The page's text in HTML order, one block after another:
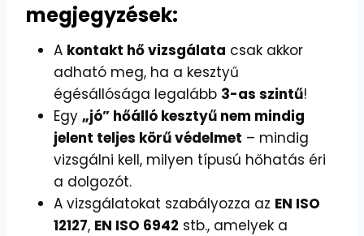
megjegyzések:
A kontakt hő vizsgálata csak akkor
adható meg, ha a kesztyű
égésállósága legalább 3-as szintű!
Egy „jó” hőálló kesztyű nem mindig
jelent teljes körű védelmet – mindig
vizsgálni kell, milyen típusú hőhatás éri
a dolgozót.
A vizsgálatokat szabályozza az EN ISO
12127, EN ISO 6942 stb., amelyek a